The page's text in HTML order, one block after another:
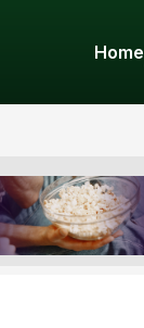
Home